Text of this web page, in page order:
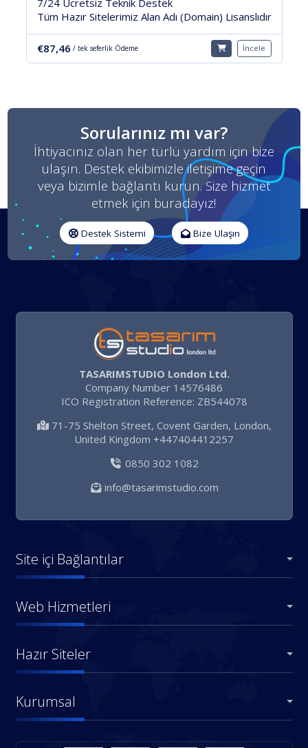
Ücretsiz Teknik Destek
Tüm Hazır Sitelerimiz Alan Adı (Domain) Lisanslıdır
€58,30 / tek seferlik Ödeme İncele
Sorularınız mı var?
İhtiyacınız olan her türlü yardım için bize
ulaşın. Destek ekibimizle iletişime geçin
veya bizimle bağlantı kurun. Size hizmet
etmek için buradayız!
Destek Sistemi Bize Ulaşın
TASARIMSTUDIO London Ltd.
Company Number 14576486
ICO Registration Reference: ZB544078
71-75 Shelton Street, Covent Garden, London,
United Kingdom +447404412257
0850 302 1082
info@tasarimstudio.com
Site içi Bağlantılar
Web Hizmetleri
Hazır Siteler
Kurumsal